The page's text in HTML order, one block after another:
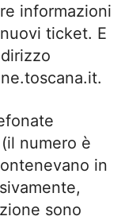
informazioni
ticket. E
.
numero è
in
sono